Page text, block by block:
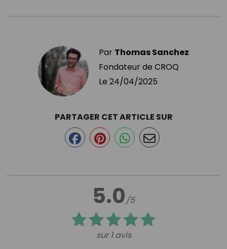
Par Thomas Sanchez
Fondateur de CROQ
Le 24/04/2025
5.0/5
sur 1 avis
PARTAGER CET ARTICLE SUR